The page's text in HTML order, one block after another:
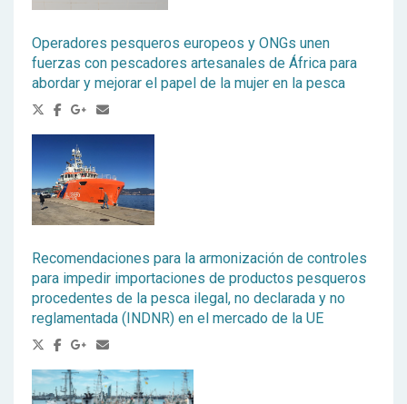
Operadores pesqueros europeos y ONGs unen
fuerzas con pescadores artesanales de África para
abordar y mejorar el papel de la mujer en la pesca
Recomendaciones para la armonización de controles
para impedir importaciones de productos pesqueros
procedentes de la pesca ilegal, no declarada y no
reglamentada (INDNR) en el mercado de la UE